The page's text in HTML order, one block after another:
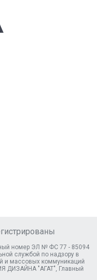
номер ЭЛ № ФС 77 - 85094
службой по надзору в
и массовых коммуникаций
ДИЗАЙНА "АГАТ", Главный